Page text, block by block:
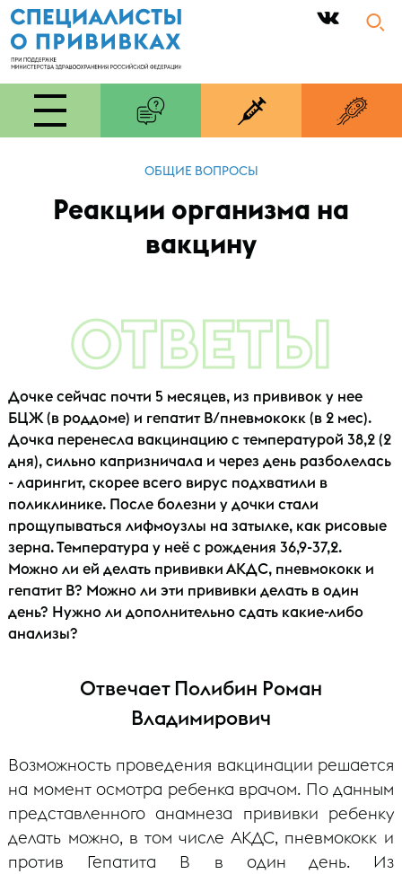
|
ОБЩИЕ ВОПРОСЫ
Реакции организма на
вакцину
ОТВЕТЫ
Дочке сейчас почти 5 месяцев, из прививок у нее
БЦЖ (в роддоме) и гепатит В/пневмококк (в 2 мес).
Дочка перенесла вакцинацию с температурой 38,2 (2
дня), сильно капризничала и через день разболелась
- ларингит, скорее всего вирус подхватили в
поликлинике. После болезни у дочки стали
прощупываться лифмоузлы на затылке, как рисовые
зерна. Температура у неё с рождения 36,9-37,2.
Можно ли ей делать прививки АКДС, пневмококк и
гепатит В? Можно ли эти прививки делать в один
день? Нужно ли дополнительно сдать какие-либо
анализы?
Отвечает Полибин Роман
Владимирович
Возможность проведения вакцинации решается
на момент осмотра ребенка врачом. По данным
представленного анамнеза прививки ребенку
делать можно, в том числе АКДС, пневмококк и
против Гепатита В в один день. Из